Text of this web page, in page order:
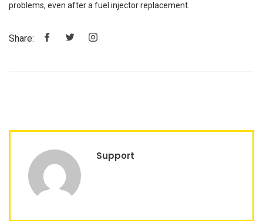
problems, even after a fuel injector replacement.
Share:
Support